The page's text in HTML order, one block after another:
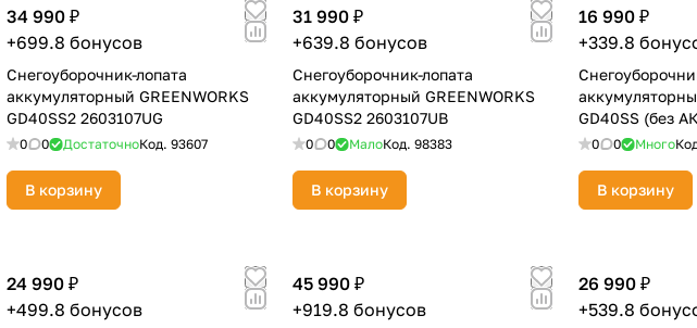
34 990 ₽
+699.8 бонусов
Снегоуборочник-лопата
аккумуляторный GREENWORKS
GD40SS2 2603107UG
0 0 ДостаточноКод. 93607
В корзину
31 990 ₽
+639.8 бонусов
Снегоуборочник-лопата
аккумуляторный GREENWORKS
GD40SS2 2603107UB
0 0 МалоКод. 98383
В корзину
16 990 ₽
+339.8
GD40SS (без
0 0 Много
В корзину
24 990 ₽
+499.8 бонусов
45 990 ₽
+919.8 бонусов
26 990 ₽
+539.8
с вашей картыпо25 каждые 2 недели
об оплате Плайтом
Остались вопросы?